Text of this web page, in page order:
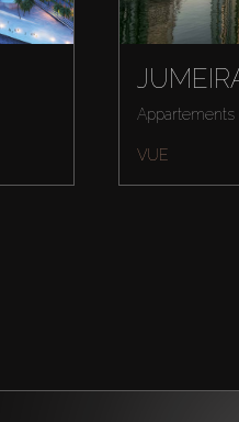
Appartements
VUE